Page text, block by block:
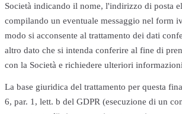
Società indicando il nome, l'indirizzo di posta
compilando un eventuale messaggio nel form
modo si acconsente al trattamento dei dati
altro dato che si intenda conferire al fine di
con la Società e richiedere ulteriori
La base giuridica del trattamento per questa
6, par. 1, lett. b del GDPR (esecuzione di un